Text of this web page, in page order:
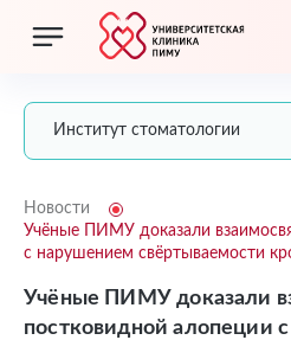
Институт стоматологии
Новости
Учёные ПИМУ доказали
с нарушением свёртываемости
Учёные ПИМУ доказали
постковидной алопеции